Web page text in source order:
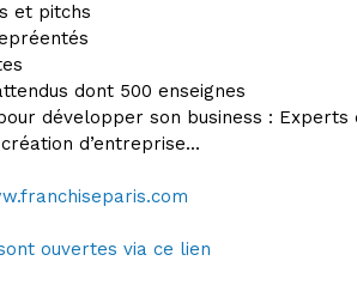
et pitchs
dont 500 enseignes
développer son business :
d’entreprise...
ouvertes via ce lien